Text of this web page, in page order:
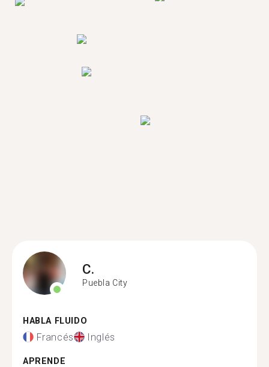
C.
Puebla City
HABLA FLUIDO
Francés Inglés
APRENDE